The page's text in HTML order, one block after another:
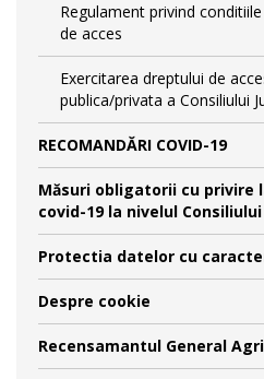
Regulament privind
de acces
Exercitarea dreptului de
publica/privata a Consiliului
RECOMANDĂRI COVID-19
Măsuri obligatorii cu privire
covid-19 la nivelul
Protectia datelor cu
Despre cookie
Recensamantul General